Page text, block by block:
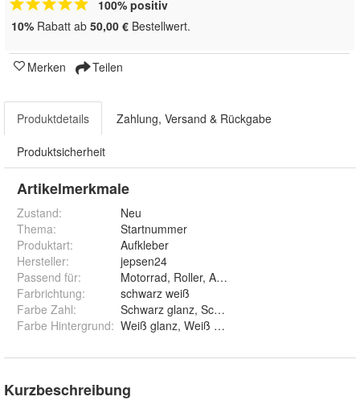
100% positiv
10% Rabatt ab 50,00 € Bestellwert.
Merken Teilen
Produktdetails Zahlung, Versand & Rückgabe
Produktsicherheit
Artikelmerkmale
Zustand:
Neu
Thema:
Startnummer
Produktart:
Aufkleber
Hersteller:
jepsen24
Passend für:
Motorrad, Roller, Auto, Wohnwagen
Farbrichtung:
schwarz weiß
Farbe Zahl:
Schwarz glanz, Schwarz matt, Weiß glanz,
Farbe Hintergrund: Weiß glanz, Weiß matt, Schwarz glanz,
Kurzbeschreibung